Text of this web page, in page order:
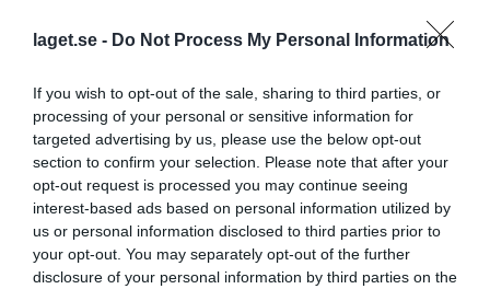
laget.se - Do Not Process My Personal Information
If you wish to opt-out of the sale, sharing to third parties, or
processing of your personal or sensitive information for
targeted advertising by us, please use the below opt-out
section to confirm your selection. Please note that after your
opt-out request is processed you may continue seeing
interest-based ads based on personal information utilized by
us or personal information disclosed to third parties prior to
your opt-out. You may separately opt-out of the further
disclosure of your personal information by third parties on the